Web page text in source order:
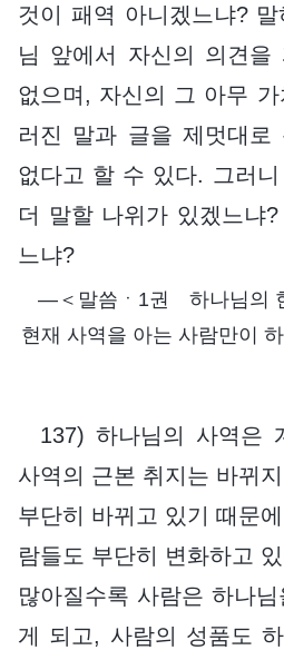
것이 패역 아니겠느냐?
님 앞에서 자신의 의견을
없으며, 자신의 그 아무
러진 말과 글을 제멋대로
없다고 할 수 있다. 그러
더 말할 나위가 있겠느냐
느냐?
―＜말씀ㆍ1권 하나님의
현재 사역을 아는 사람만이
137) 하나님의 사역은
사역의 근본 취지는 바뀌
부단히 바뀌고 있기 때문
람들도 부단히 변화하고
많아질수록 사람은 하나
게 되고, 사람의 성품도